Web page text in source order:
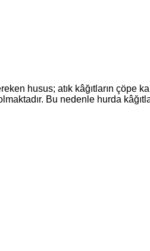
husus; atık kâğıtların çöpe
Bu nedenle hurda